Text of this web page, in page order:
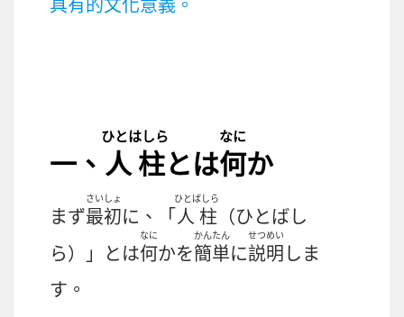
具有的文化意義。
一、 人柱
ひとはしら
とは何
なに
か
まず最初
さいしょ
に、「人柱
ひとばしら
（ひとばし
ら）」とは何
なに
かを簡単
かんたん
に説明
せつめい
しま
す。